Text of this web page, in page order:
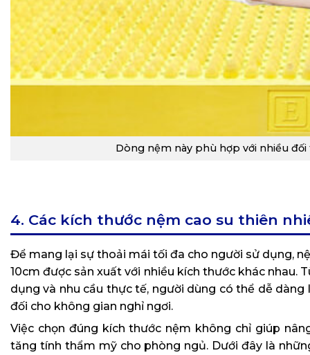
Dòng nệm này phù hợp với nhiều
4. Các kích thước nệm cao su thiên
Để mang lại sự thoải mái tối đa cho người sử dụng,
10cm được sản xuất với nhiều kích thước khác nhau.
dụng và nhu cầu thực tế, người dùng có thể dễ
đối cho không gian nghỉ ngơi.
Việc chọn đúng kích thước nệm không chỉ giúp
tăng tính thẩm mỹ cho phòng ngủ. Dưới đây là